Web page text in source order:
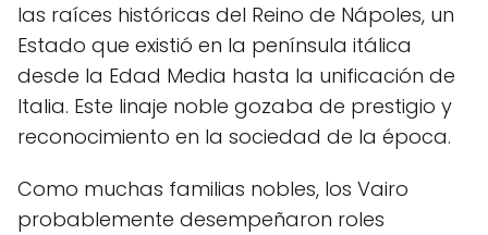
las raíces históricas del Reino de Nápoles, un
Estado que existió en la península itálica
desde la Edad Media hasta la unificación de
Italia. Este linaje noble gozaba de prestigio y
reconocimiento en la sociedad de la época.
Como muchas familias nobles, los Vairo
probablemente desempeñaron roles